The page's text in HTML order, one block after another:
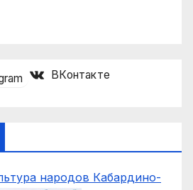
ВКонтакте
народов Кабардино-